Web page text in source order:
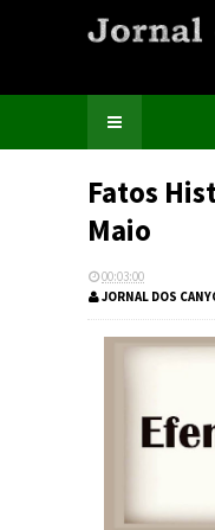
Fatos
Maio
00:03:00
JORNAL DOS